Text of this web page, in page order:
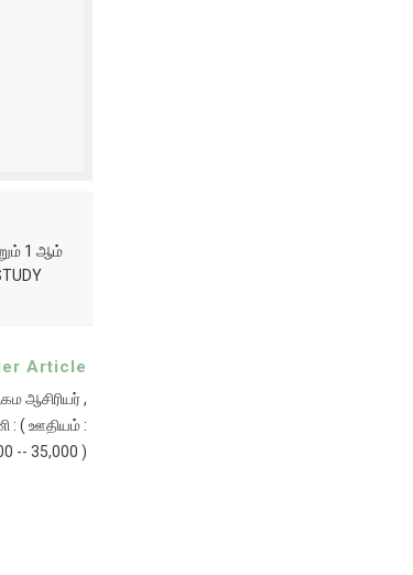
1 ஆம்
Article
ஆசிரியர் ,
: ( ஊதியம் :
-- 35,000 )